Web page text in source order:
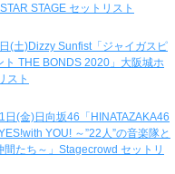
STAGE セットリスト
(土)Dizzy Sunfist「ジャイガスピ
ト THE BONDS 2020」大阪城ホ
スト
日(金)日向坂46「HINATAZAKA46
YOU! ～”22人”の音楽隊と
間たち～」Stagecrowd セットリ